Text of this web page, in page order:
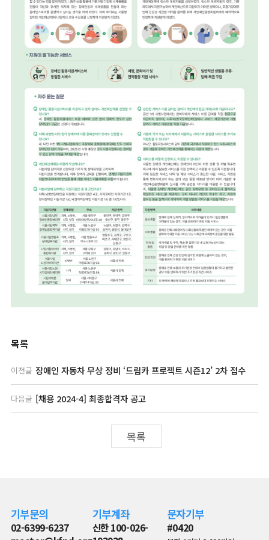
목록
이전글 장애인 자동차 무상 정비 ‘드림카 프로젝트 시즌12’ 2차 접수
다음글 [채용 2024-4] 최종합격자 공고
목록
기부문의
02-6399-6237
기부계좌
신한 100-026-
문자기부
#0420